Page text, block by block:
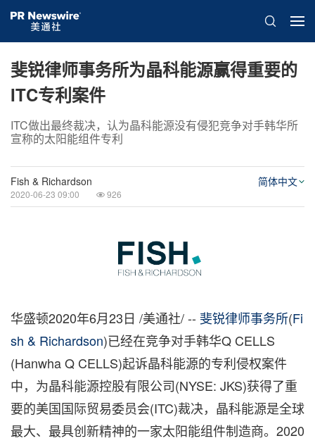
斐锐律师事务所为晶科能源赢得重要的
ITC专利案件
ITC做出最终裁决，认为晶科能源没有侵犯竞争对手韩华所
宣称的太阳能组件专利
Fish & Richardson
2020-06-23 09:00 926
简体中文
华盛顿2020年6月23日 /美通社/ -- 斐锐律师事务所(Fi
sh & Richardson)已经在竞争对手韩华Q CELLS
(Hanwha Q CELLS)起诉晶科能源的专利侵权案件
中，为晶科能源控股有限公司(NYSE: JKS)获得了重
要的美国国际贸易委员会(ITC)裁决，晶科能源是全球
最大、最具创新精神的一家太阳能组件制造商。2020